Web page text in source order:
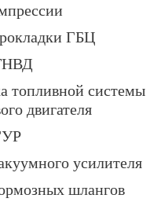
ГБЦ
топливной системы
двигателя
усилителя
шлангов